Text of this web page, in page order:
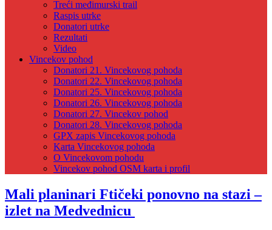
Treći međimurski trail
Raspis utrke
Donatori utrke
Rezultati
Video
Vincekov pohod
Donatori 21. Vincekovog pohoda
Donatori 22. Vincekovog pohoda
Donatori 25. Vincekovog pohoda
Donatori 26. Vincekovog pohoda
Donatori 27. Vincekov pohod
Donatori 28. Vincekovog pohoda
GPX zapis Vincekovog pohoda
Karta Vincekovog pohoda
O Vincekovom pohodu
Vincekov pohod OSM karta i profil
Mali planinari Ftičeki ponovno na stazi –
izlet na Medvednicu